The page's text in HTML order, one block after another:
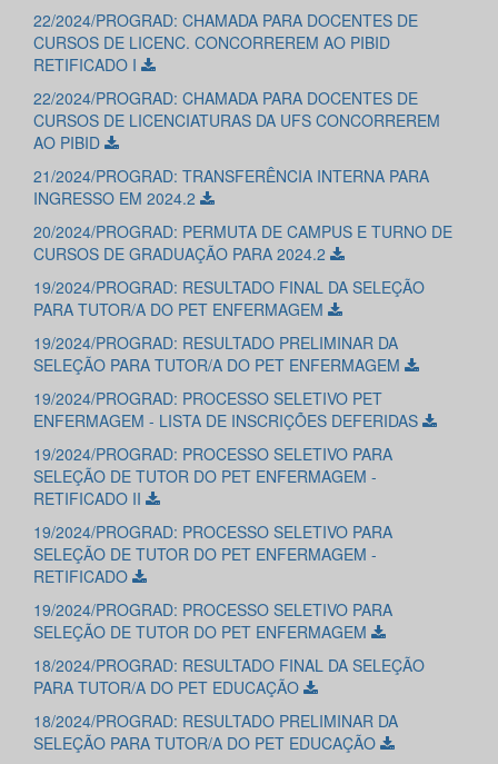
22/2024/PROGRAD: CHAMADA PARA DOCENTES DE
CURSOS DE LICENC. CONCORREREM AO PIBID
RETIFICADO I
22/2024/PROGRAD: CHAMADA PARA DOCENTES DE
CURSOS DE LICENCIATURAS DA UFS CONCORREREM
AO PIBID
21/2024/PROGRAD: TRANSFERÊNCIA INTERNA PARA
INGRESSO EM 2024.2
20/2024/PROGRAD: PERMUTA DE CAMPUS E TURNO DE
CURSOS DE GRADUAÇÃO PARA 2024.2
19/2024/PROGRAD: RESULTADO FINAL DA SELEÇÃO
PARA TUTOR/A DO PET ENFERMAGEM
19/2024/PROGRAD: RESULTADO PRELIMINAR DA
SELEÇÃO PARA TUTOR/A DO PET ENFERMAGEM
19/2024/PROGRAD: PROCESSO SELETIVO PET
ENFERMAGEM - LISTA DE INSCRIÇÕES DEFERIDAS
19/2024/PROGRAD: PROCESSO SELETIVO PARA
SELEÇÃO DE TUTOR DO PET ENFERMAGEM -
RETIFICADO II
19/2024/PROGRAD: PROCESSO SELETIVO PARA
SELEÇÃO DE TUTOR DO PET ENFERMAGEM -
RETIFICADO
19/2024/PROGRAD: PROCESSO SELETIVO PARA
SELEÇÃO DE TUTOR DO PET ENFERMAGEM
18/2024/PROGRAD: RESULTADO FINAL DA SELEÇÃO
PARA TUTOR/A DO PET EDUCAÇÃO
18/2024/PROGRAD: RESULTADO PRELIMINAR DA
SELEÇÃO PARA TUTOR/A DO PET EDUCAÇÃO